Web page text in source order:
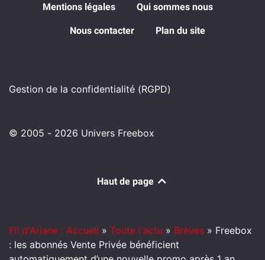
Mentions légales Qui sommes nous
Nous contacter Plan du site
Gestion de la confidentialité (RGPD)
© 2005 - 2026 Univers Freebox
Haut de page
Fil d'Ariane : Accueil » Toute l'actu » Brèves » Freebox
: les abonnés Vente Privée bénéficient